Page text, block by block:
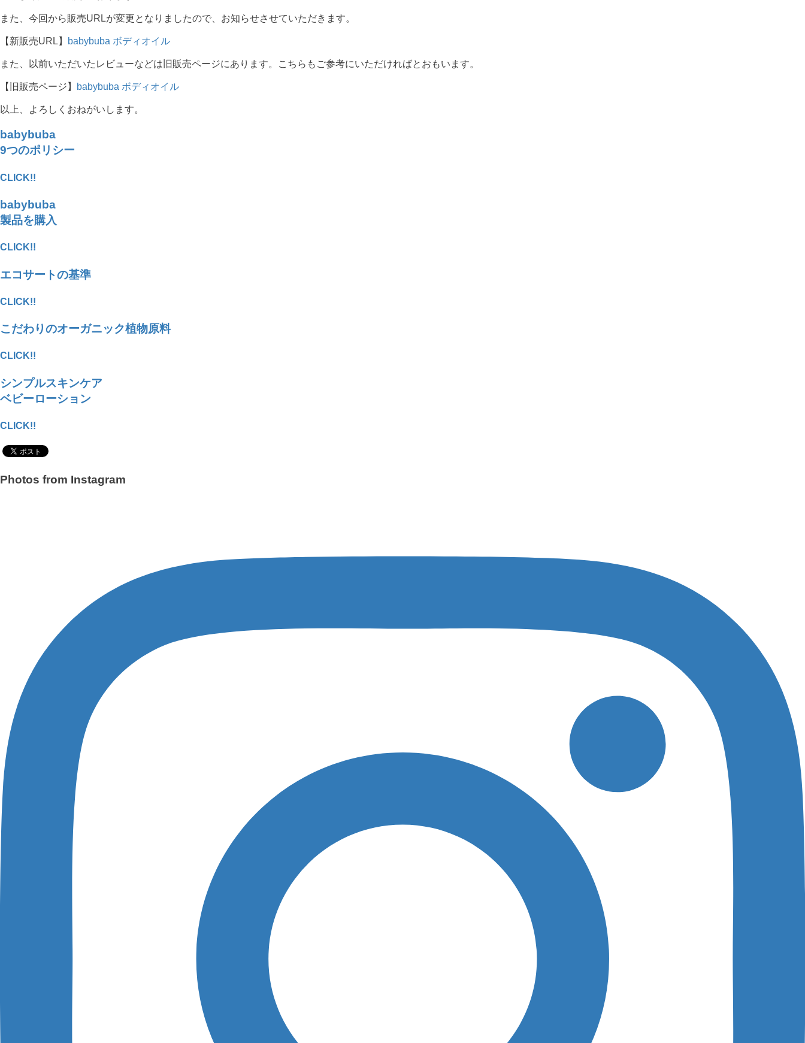
また、今回から販売URLが変更となりましたので、お知らせさせていただきます。
【新販売URL】 babybuba ボディオイル
また、以前いただいたレビューなどは旧販売ページにあります。こちらもご参考にいただければとおもいます。
【旧販売ページ】 babybuba ボディオイル
以上、よろしくおねがいします。
babybuba
9つのポリシー
CLICK!!
babybuba
製品を購入
CLICK!!
エコサートの基準
CLICK!!
こだわりのオーガニック植物原料
CLICK!!
シンプルスキンケア
ベビーローション
CLICK!!
Photos from Instagram